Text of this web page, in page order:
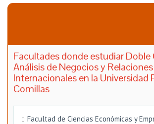
Facultades donde estudiar Doble
Análisis de Negocios y Relaciones
Internacionales en la Universidad
Comillas
Facultad de Ciencias Económicas y